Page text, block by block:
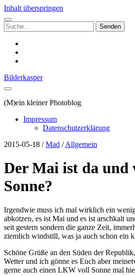
Inhalt überspringen
Suchen
nach:
Bilderkasper
(M)ein kleiner Photoblog
Impressum
Datenschutzerklärung
2015-05-18 /Mad /Allgemein
Der Mai ist da und
Sonne?
Irgendwie muss ich mal wirklich ein
abkotzen, es ist Mai und es ist arschkalt
seit gestern sondern die ganze Zeit,
ziemlich windstill, was ja auch schon ein
Schöne Grüße an den Süden der
Wetter und ich gönne es Euch aber
gerne auch einen LKW voll Sonne mal